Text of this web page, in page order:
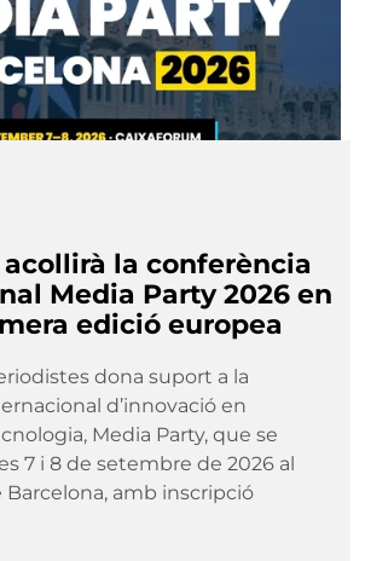
la conferència
Media Party 2026 en
edició europea
dona suport a la
d’innovació en
Media Party, que se
7 i 8 de setembre de 2026 al
Barcelona, amb inscripció